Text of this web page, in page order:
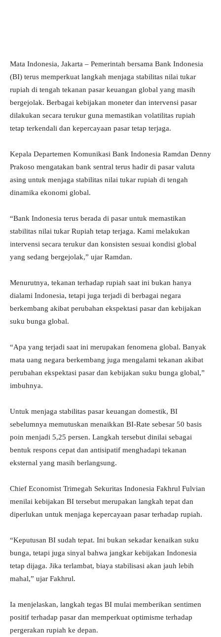
Mata Indonesia, Jakarta – Pemerintah bersama Bank Indonesia
(BI) terus memperkuat langkah menjaga stabilitas nilai tukar
rupiah di tengah tekanan pasar keuangan global yang masih
bergejolak. Berbagai kebijakan moneter dan intervensi pasar
dilakukan secara terukur guna memastikan volatilitas rupiah
tetap terkendali dan kepercayaan pasar tetap terjaga.
Kepala Departemen Komunikasi Bank Indonesia Ramdan Denny
Prakoso mengatakan bank sentral terus hadir di pasar valuta
asing untuk menjaga stabilitas nilai tukar rupiah di tengah
dinamika ekonomi global.
“Bank Indonesia terus berada di pasar untuk memastikan
stabilitas nilai tukar Rupiah tetap terjaga. Kami melakukan
intervensi secara terukur dan konsisten sesuai kondisi global
yang sedang bergejolak,” ujar Ramdan.
Menurutnya, tekanan terhadap rupiah saat ini bukan hanya
dialami Indonesia, tetapi juga terjadi di berbagai negara
berkembang akibat perubahan ekspektasi pasar dan kebijakan
suku bunga global.
“Apa yang terjadi saat ini merupakan fenomena global. Banyak
mata uang negara berkembang juga mengalami tekanan akibat
perubahan ekspektasi pasar dan kebijakan suku bunga global,”
imbuhnya.
Untuk menjaga stabilitas pasar keuangan domestik, BI
sebelumnya memutuskan menaikkan BI-Rate sebesar 50 basis
poin menjadi 5,25 persen. Langkah tersebut dinilai sebagai
bentuk respons cepat dan antisipatif menghadapi tekanan
eksternal yang masih berlangsung.
Chief Economist Trimegah Sekuritas Indonesia Fakhrul Fulvian
menilai kebijakan BI tersebut merupakan langkah tepat dan
diperlukan untuk menjaga kepercayaan pasar terhadap rupiah.
“Keputusan BI sudah tepat. Ini bukan sekadar kenaikan suku
bunga, tetapi juga sinyal bahwa jangkar kebijakan Indonesia
tetap dijaga. Jika terlambat, biaya stabilisasi akan jauh lebih
mahal,” ujar Fakhrul.
Ia menjelaskan, langkah tegas BI mulai memberikan sentimen
positif terhadap pasar dan memperkuat optimisme terhadap
pergerakan rupiah ke depan.